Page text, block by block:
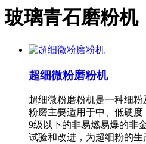
玻璃青石磨粉机
超细微粉磨粉机
超细微粉磨粉机是一种细
粉磨主要适用于中、低硬
9级以下的非易燃易爆的非
试验和改进，为超细粉的